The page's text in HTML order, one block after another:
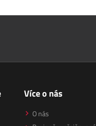
Více o nás
O nás